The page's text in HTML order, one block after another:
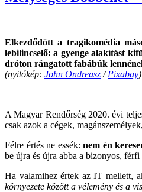
Hivatás
Elkezdődött a tragikomédia
lebilincselő: a gyenge alakítást
dróton rángatott fabábúk
(nyitókép: John Ondreasz /Pixabay)
A Magyar Rendőrség 2020. évi
csak azok a cégek,
Félre értés ne essék: nem én
be újra és újra abba a bizonyos,
Ha valamihez értek az IT mellett,
környezete között a vélemény és a